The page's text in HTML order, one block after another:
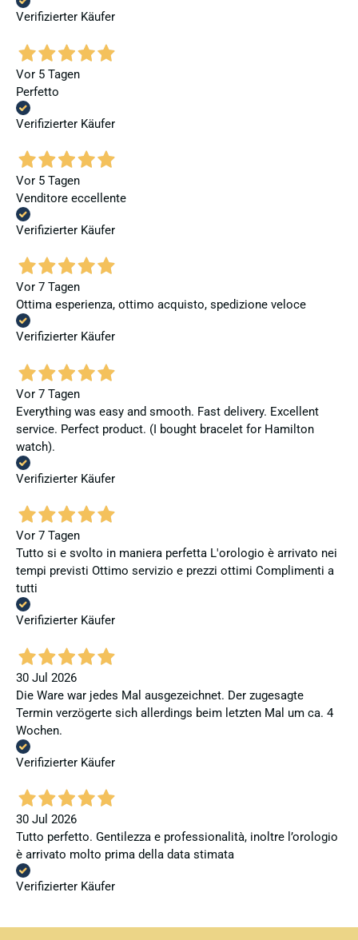
Verifizierter Käufer
Vor 5 Tagen
Perfetto
Verifizierter Käufer
Vor 5 Tagen
Venditore eccellente
Verifizierter Käufer
Vor 7 Tagen
Ottima esperienza, ottimo acquisto, spedizione veloce
Verifizierter Käufer
Vor 7 Tagen
Everything was easy and smooth. Fast delivery. Excellent
service. Perfect product. (I bought bracelet for Hamilton
watch).
Verifizierter Käufer
Vor 7 Tagen
Tutto si e svolto in maniera perfetta L'orologio è arrivato nei
tempi previsti Ottimo servizio e prezzi ottimi Complimenti a
tutti
Verifizierter Käufer
30 Jul 2026
Die Ware war jedes Mal ausgezeichnet. Der zugesagte
Termin verzögerte sich allerdings beim letzten Mal um ca. 4
Wochen.
Verifizierter Käufer
30 Jul 2026
Tutto perfetto. Gentilezza e professionalità, inoltre l’orologio
è arrivato molto prima della data stimata
Verifizierter Käufer